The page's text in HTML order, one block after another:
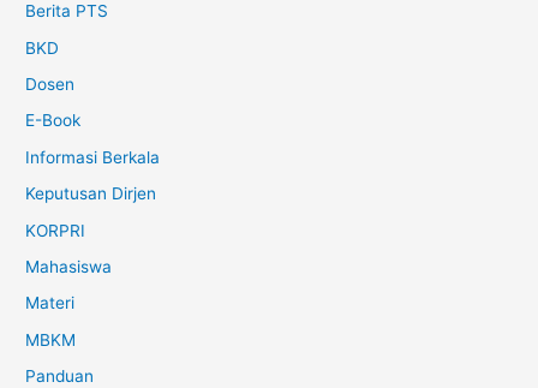
Berita PTS
BKD
Dosen
E-Book
Informasi Berkala
Keputusan Dirjen
KORPRI
Mahasiswa
Materi
MBKM
Panduan